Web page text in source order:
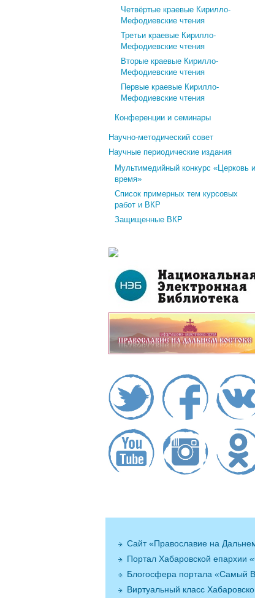
Четвёртые краевые Кирилло-
Мефодиевские чтения
Третьи краевые Кирилло-
Мефодиевские чтения
Вторые краевые Кирилло-
Мефодиевские чтения
Первые краевые Кирилло-
Мефодиевские чтения
Конференции и семинары
Научно-методический совет
Научные периодические издания
Мультимедийный конкурс «Церковь и
время»
Список примерных тем курсовых
работ и ВКР
Защищенные ВКР
Сайт «Православие на
Портал Хабаровской епархии
Блогосфера портала «Самый
Виртуальный класс